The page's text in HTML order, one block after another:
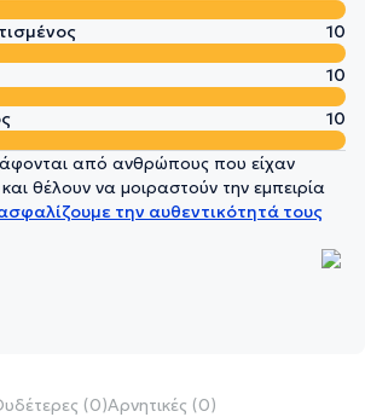
10
10
10
από ανθρώπους που είχαν
θέλουν να μοιραστούν την εμπειρία
την αυθεντικότητά τους
(0)Αρνητικές (0)